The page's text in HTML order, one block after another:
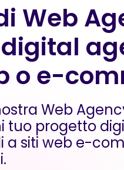
Web
o e-
Web
tuo progetto
a siti web e-